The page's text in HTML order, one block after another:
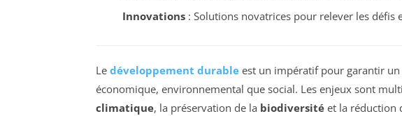
Innovations: Solutions novatrices pour relever les défis
Le développement durable est un impératif pour garantir un
économique, environnemental que social. Les enjeux sont
climatique, la préservation de la biodiversité et la réduction